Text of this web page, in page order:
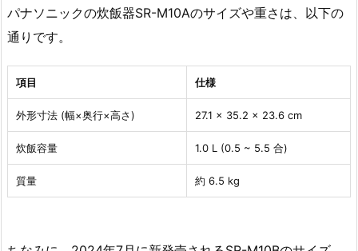
パナソニックの炊飯器SR-M10Aのサイズや重さは、以下の
通りです。
項目 仕様
外形寸法 (幅×奥行×高さ) 27.1 × 35.2 × 23.6 cm
炊飯容量 1.0 L (0.5 ~ 5.5 合)
質量 約 6.5 kg